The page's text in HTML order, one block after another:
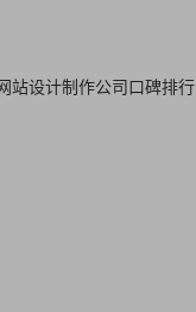
站设计制作公司口碑排行